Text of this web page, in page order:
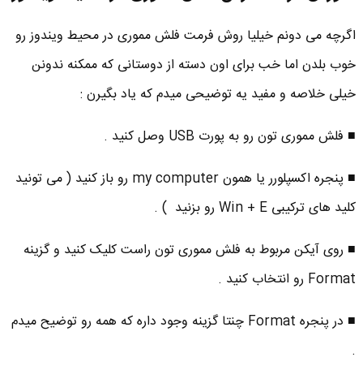
اگرچه می دونم خیلیا روش فرمت فلش مموری در محیط ویندوز رو
خوب بلدن اما خب برای اون دسته از دوستانی که ممکنه ندونن
خیلی خلاصه و مفید یه توضیحی میدم که یاد بگیرن :
■ فلش مموری تون رو به پورت USB وصل کنید .
■ پنجره اکسپلورر یا همون my computer رو باز کنید ( می تونید
کلید های ترکیبی Win + E رو بزنید ) .
■ روی آیکن مربوط به فلش مموری تون راست کلیک کنید و گزینه
Format رو انتخاب کنید .
■ در پنجره Format چنتا گزینه وجود داره که همه رو توضیح میدم
.